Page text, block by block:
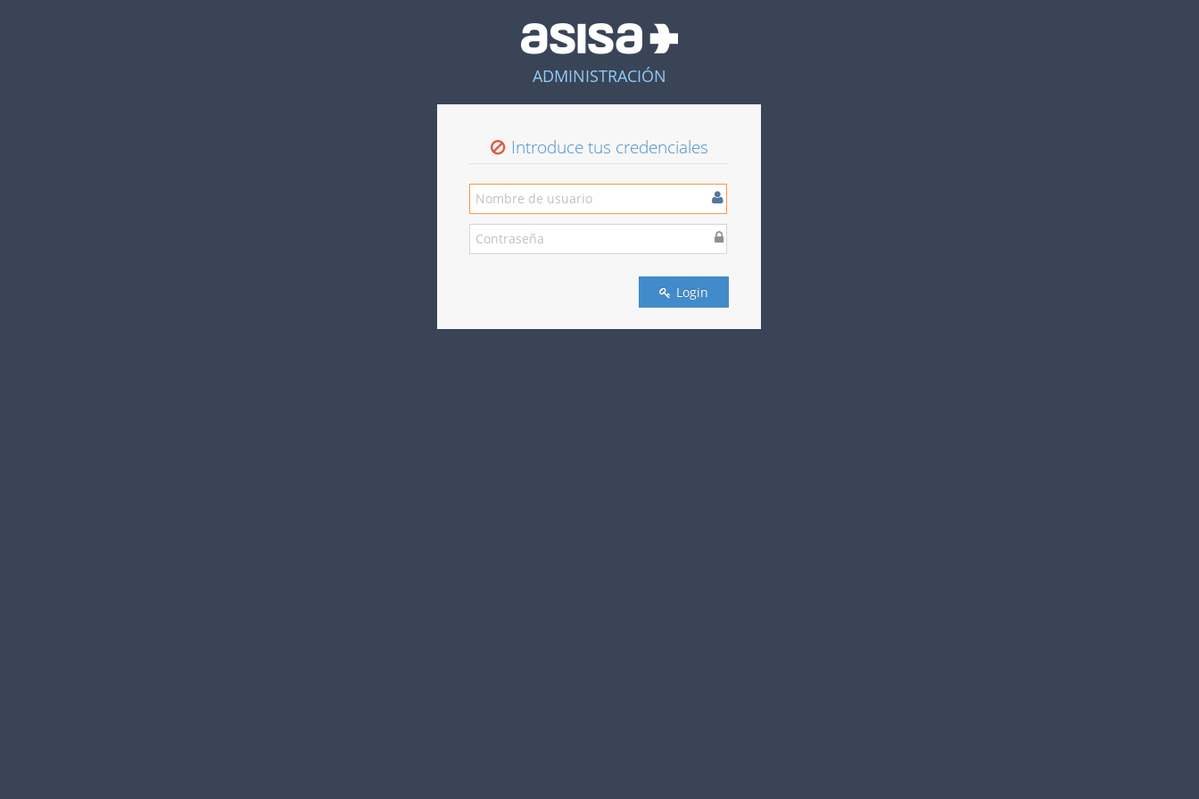
ADMINISTRACIÓN
Introduce tus credenciales
Login